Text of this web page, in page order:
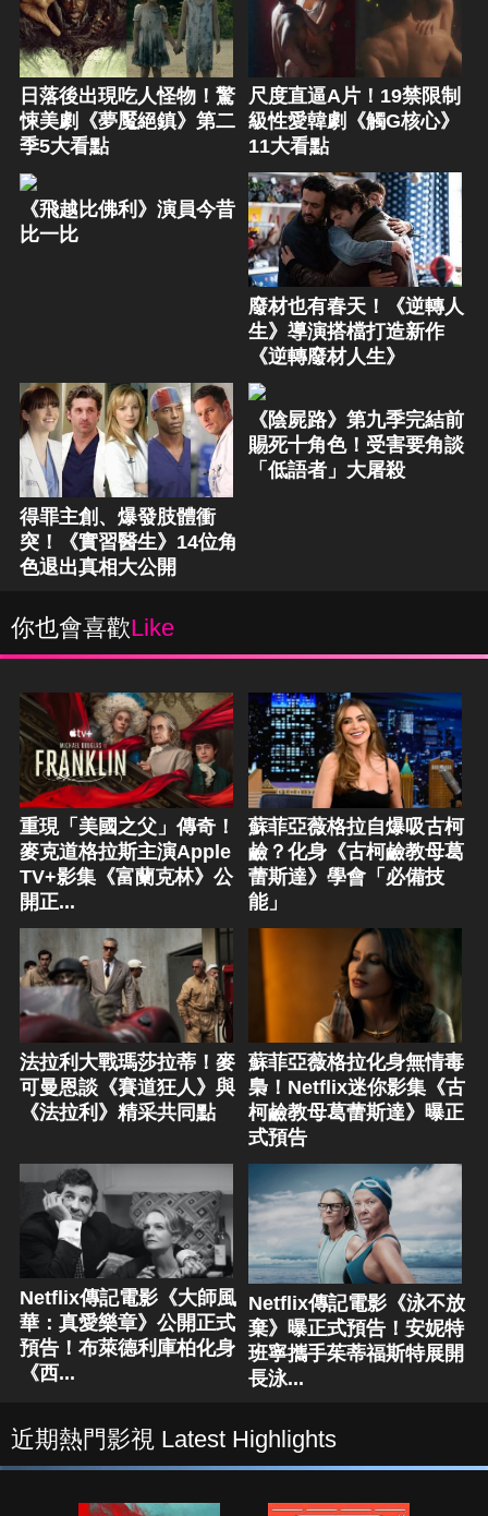
日落後出現吃人怪物！驚
悚美劇《夢魘絕鎮》第二
季5大看點
尺度直逼A片！19禁限制
級性愛韓劇《觸G核心》
11大看點
《飛越比佛利》演員今昔
比一比
廢材也有春天！《逆轉人
生》導演搭檔打造新作
《逆轉廢材人生》
得罪主創、爆發肢體衝
突！《實習醫生》14位角
色退出真相大公開
《陰屍路》第九季完結前
賜死十角色！受害要角談
「低語者」大屠殺
你也會喜歡Like
重現「美國之父」傳奇！
麥克道格拉斯主演Apple
TV+影集《富蘭克林》公
開正...
蘇菲亞薇格拉自爆吸古柯
鹼？化身《古柯鹼教母葛
蕾斯達》學會「必備技
能」
法拉利大戰瑪莎拉蒂！麥
可曼恩談《賽道狂人》與
《法拉利》精采共同點
蘇菲亞薇格拉化身無情毒
梟！Netflix迷你影集《古
柯鹼教母葛蕾斯達》曝正
式預告
Netflix傳記電影《大師風
華：真愛樂章》公開正式
預告！布萊德利庫柏化身
《西...
Netflix傳記電影《泳不放
棄》曝正式預告！安妮特
班寧攜手茱蒂福斯特展開
長泳...
近期熱門影視 Latest Highlights